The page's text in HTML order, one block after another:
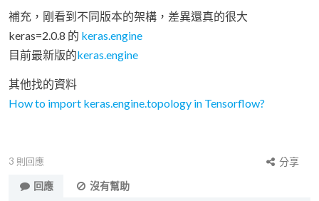
補充，剛看到不同版本的架構，差異還真的很大
keras=2.0.8 的 keras.engine
目前最新版的keras.engine
其他找的資料
How to import keras.engine.topology in Tensorflow?
3 則回應
分享
回應
沒有幫助